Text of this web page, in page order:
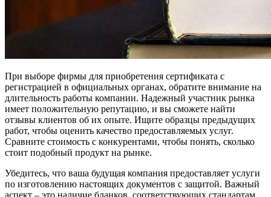
При выборе фирмы для приобретения сертификата с
регистрацией в официальных органах, обратите внимание на
длительность работы компании. Надежный участник рынка
имеет положительную репутацию, и вы сможете найти
отзывы клиентов об их опыте. Ищите образцы предыдущих
работ, чтобы оценить качество предоставляемых услуг.
Сравните стоимость с конкурентами, чтобы понять, сколько
стоит подобный продукт на рынке.
Убедитесь, что ваша будущая компания предоставляет услуги
по изготовлению настоящих документов с защитой. Важный
аспект – это наличие бланков, соответствующих стандартам